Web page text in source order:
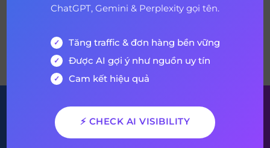
VỀ BÀI VIẾT
Đăng ký nhận bản tin của
chúng tôi
ChatGPT, Gemini & Perplexity gọi tên.
Tăng traffic & đơn hàng bền vững
Được AI gợi ý như nguồn uy tín
Cam kết hiệu quả
⚡ CHECK AI VISIBILITY